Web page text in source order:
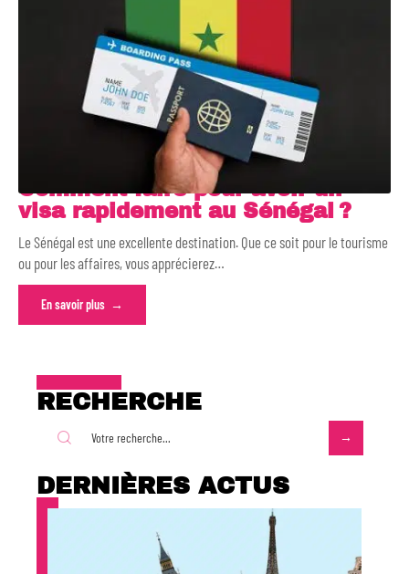
Comment faire pour avoir un
visa rapidement au Sénégal ?
Le Sénégal est une excellente destination. Que ce soit pour le tourisme
ou pour les affaires, vous apprécierez…
En savoir plus
RECHERCHE
DERNIÈRES ACTUS